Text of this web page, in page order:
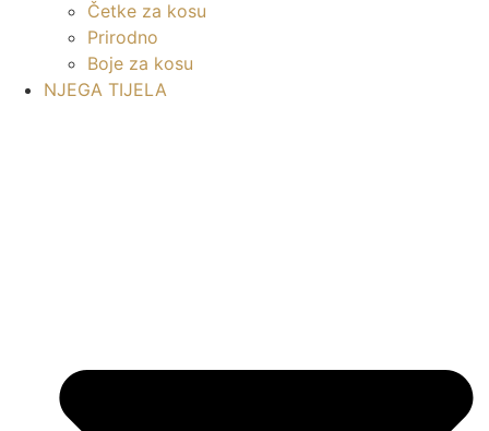
Četke za kosu
Prirodno
Boje za kosu
NJEGA TIJELA